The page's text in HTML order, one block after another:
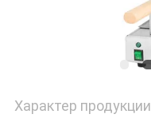
Характер продукции